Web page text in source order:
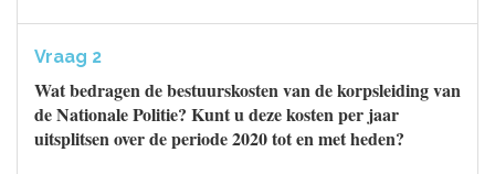
Vraag 2
Wat bedragen de bestuurskosten van de korpsleiding van
de Nationale Politie? Kunt u deze kosten per jaar
uitsplitsen over de periode 2020 tot en met heden?